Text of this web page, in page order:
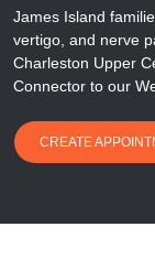
James Island
vertigo, and nerve
Charleston Upper
Connector to our
CREATE